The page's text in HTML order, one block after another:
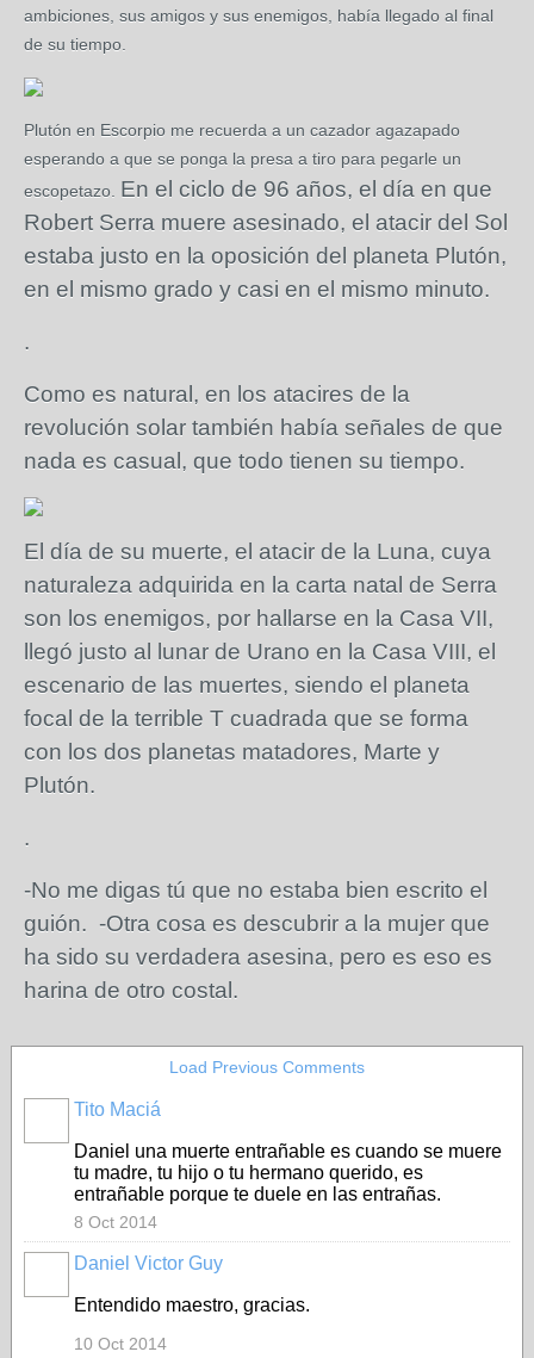
ambiciones, sus amigos y sus enemigos, había llegado al final
de su tiempo.
Plutón en Escorpio me recuerda a un cazador agazapado
esperando a que se ponga la presa a tiro para pegarle un
escopetazo. En el ciclo de 96 años, el día en que
Robert Serra muere asesinado, el atacir del Sol
estaba justo en la oposición del planeta Plutón,
en el mismo grado y casi en el mismo minuto.
.
Como es natural, en los atacires de la
revolución solar también había señales de que
nada es casual, que todo tienen su tiempo.
El día de su muerte, el atacir de la Luna, cuya
naturaleza adquirida en la carta natal de Serra
son los enemigos, por hallarse en la Casa VII,
llegó justo al lunar de Urano en la Casa VIII, el
escenario de las muertes, siendo el planeta
focal de la terrible T cuadrada que se forma
con los dos planetas matadores, Marte y
Plutón.
.
-No me digas tú que no estaba bien escrito el
guión. -Otra cosa es descubrir a la mujer que
ha sido su verdadera asesina, pero es eso es
harina de otro costal.
Load Previous Comments
Tito Maciá
Daniel una muerte entrañable es cuando se muere
tu madre, tu hijo o tu hermano querido, es
entrañable porque te duele en las entrañas.
8 Oct 2014
Daniel Victor Guy
Entendido maestro, gracias.
10 Oct 2014